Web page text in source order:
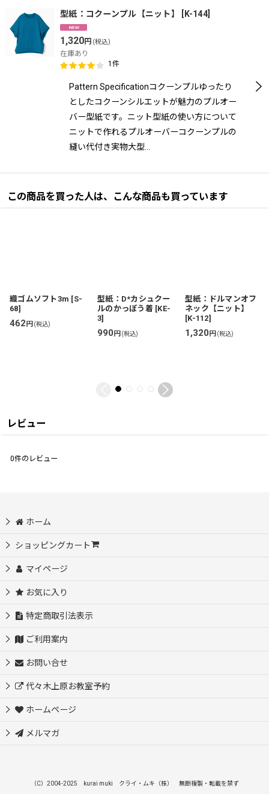
型紙：コクーンプル【ニット】 K-144]
1,320円 (税込)
在庫あり
1 件
Pattern Specificationコクーンプルゆったり
としたコクーンシルエットが魅力のプルオー
バー型紙です。ニット型紙の使い方について
ニットで作れるプルオーバーコクーンプルの
縫い代付き実物大型…
この商品を買った人は、こんな商品も買っています
織ゴムソフト3m [S-
68]
462円(税込)
型紙：D*カシュクー
ルのかっぽう着 [KE-
3]
990円(税込)
型紙：ドルマンオフ
ネック【ニット】
[K-112]
1,320円(税込)
レビュー
0件のレビュー
ホーム
ショッピングカート
マイページ
お気に入り
特定商取引法表示
ご利用案内
お問い合せ
代々木上原お教室予約
ホームページ
メルマガ
（C）2004-2025 kurai muki クライ・ムキ（株） 無断複製・転載を禁ず